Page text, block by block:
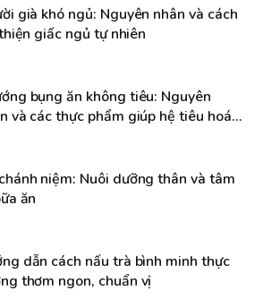
già khó ngủ: Nguyên nhân và cách
giấc ngủ tự nhiên
bụng ăn không tiêu: Nguyên
và các thực phẩm giúp hệ tiêu hoá
niệm: Nuôi dưỡng thân và tâm
ăn
dẫn cách nấu trà bình minh thực
thơm ngon, chuẩn vị